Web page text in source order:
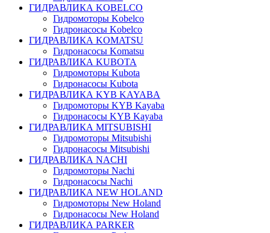
ГИДРАВЛИКА KOBELCO
Гидромоторы Kobelco
Гидронасосы Kobelco
ГИДРАВЛИКА KOMATSU
Гидронасосы Komatsu
ГИДРАВЛИКА KUBOTA
Гидромоторы Kubota
Гидронасосы Kubota
ГИДРАВЛИКА KYB KAYABA
Гидромоторы KYB Kayaba
Гидронасосы KYB Kayaba
ГИДРАВЛИКА MITSUBISHI
Гидромоторы Mitsubishi
Гидронасосы Mitsubishi
ГИДРАВЛИКА NACHI
Гидромоторы Nachi
Гидронасосы Nachi
ГИДРАВЛИКА NEW HOLAND
Гидромоторы New Holand
Гидронасосы New Holand
ГИДРАВЛИКА PARKER